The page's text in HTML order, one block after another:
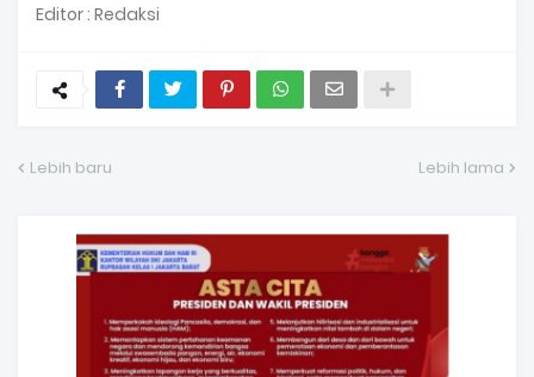
Editor : Redaksi
Lebih baru Lebih lama